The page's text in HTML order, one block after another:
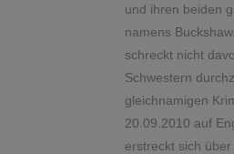
und ihren beiden
namens
schreckt nicht
Schwestern
gleichnamigen
20.09.2010 auf
erstreckt sich